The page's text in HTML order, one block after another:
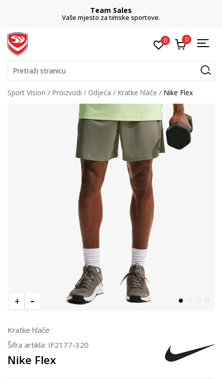
Team Sales
Vaše mjesto za timske sportove.
0 0
Pretraži stranicu
Sport Vision Proizvodi Odjeća Kratke hlače Nike Flex
Kratke hlače
Šifra artikla: IF2177-320
Nike Flex